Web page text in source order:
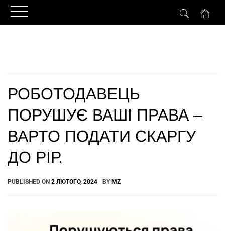
РОБОТОДАВЕЦЬ
ПОРУШУЄ ВАШІ ПРАВА –
ВАРТО ПОДАТИ СКАРГУ
ДО РІР.
PUBLISHED ON 2 ЛЮТОГО, 2024 BYMZ